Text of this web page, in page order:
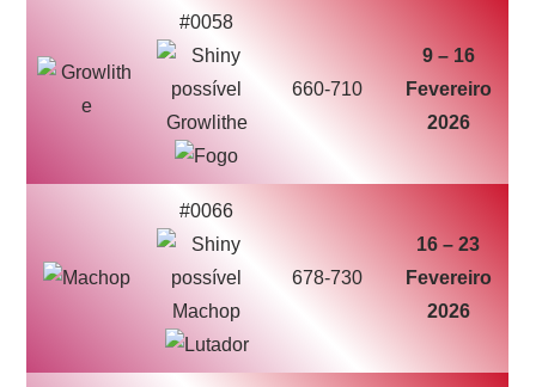
#0058
Growlithe
660-710
9 – 16
Fevereiro
2026
#0066
Machop
678-730
16 – 23
Fevereiro
2026